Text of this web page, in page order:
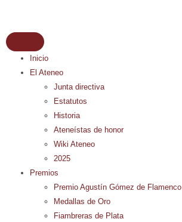
Inicio
El Ateneo
Junta directiva
Estatutos
Historia
Ateneístas de honor
Wiki Ateneo
2025
Premios
Premio Agustín Gómez de Flamenco
Medallas de Oro
Fiambreras de Plata